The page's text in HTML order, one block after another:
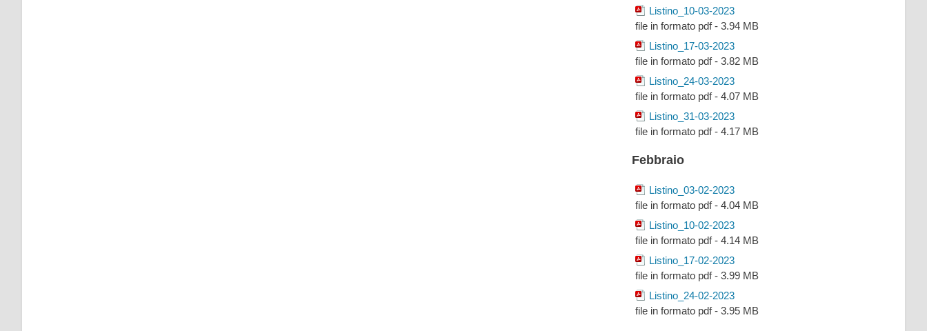
Listino_10-03-2023
file in formato pdf - 3.94 MB
Listino_17-03-2023
file in formato pdf - 3.82 MB
Listino_24-03-2023
file in formato pdf - 4.07 MB
Listino_31-03-2023
file in formato pdf - 4.17 MB
Febbraio
Listino_03-02-2023
file in formato pdf - 4.04 MB
Listino_10-02-2023
file in formato pdf - 4.14 MB
Listino_17-02-2023
file in formato pdf - 3.99 MB
Listino_24-02-2023
file in formato pdf - 3.95 MB